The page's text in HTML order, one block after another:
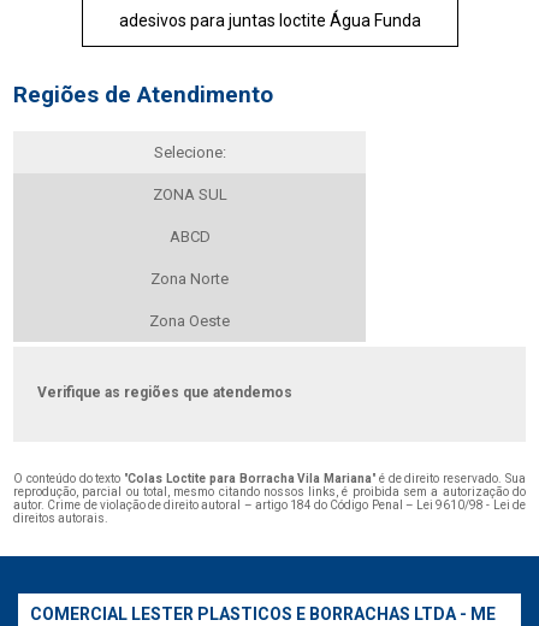
adesivos para juntas loctite Água Funda
Regiões de Atendimento
Selecione:
ZONA SUL
ABCD
Zona Norte
Zona Oeste
Verifique as regiões que atendemos
O conteúdo do texto "Colas Loctite para Borracha Vila Mariana" é de direito reservado. Sua
reprodução, parcial ou total, mesmo citando nossos links, é proibida sem a autorização do
autor. Crime de violação de direito autoral – artigo 184 do Código Penal – Lei 9610/98 - Lei de
direitos autorais.
COMERCIAL LESTER PLASTICOS E BORRACHAS LTDA - ME